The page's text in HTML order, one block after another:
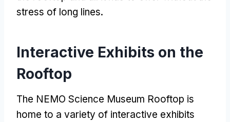
stress of long lines.
Interactive Exhibits on the
Rooftop
The NEMO Science Museum Rooftop is
home to a variety of interactive exhibits